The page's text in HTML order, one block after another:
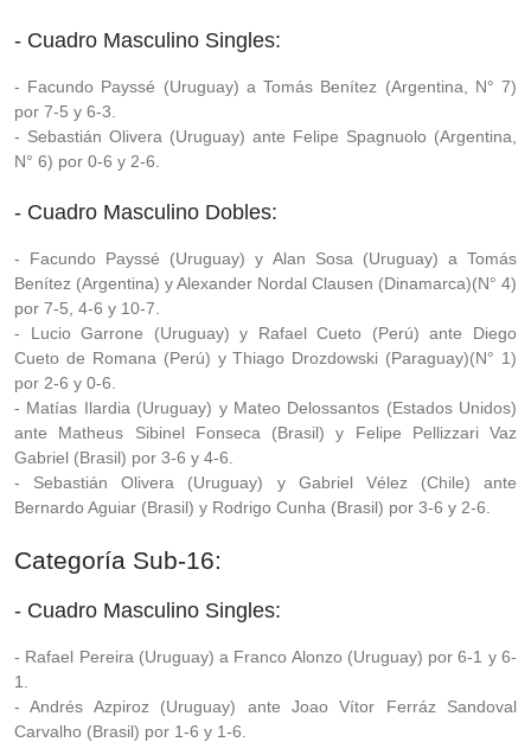
- Cuadro Masculino Singles:
- Facundo Payssé (Uruguay) a Tomás Benítez (Argentina, N° 7)
por 7-5 y 6-3.
- Sebastián Olivera (Uruguay) ante Felipe Spagnuolo (Argentina,
N° 6) por 0-6 y 2-6.
- Cuadro Masculino Dobles:
- Facundo Payssé (Uruguay) y Alan Sosa (Uruguay) a Tomás
Benítez (Argentina) y Alexander Nordal Clausen (Dinamarca)(N° 4)
por 7-5, 4-6 y 10-7.
- Lucio Garrone (Uruguay) y Rafael Cueto (Perú) ante Diego
Cueto de Romana (Perú) y Thiago Drozdowski (Paraguay)(N° 1)
por 2-6 y 0-6.
- Matías Ilardia (Uruguay) y Mateo Delossantos (Estados Unidos)
ante Matheus Sibinel Fonseca (Brasil) y Felipe Pellizzari Vaz
Gabriel (Brasil) por 3-6 y 4-6.
- Sebastián Olivera (Uruguay) y Gabriel Vélez (Chile) ante
Bernardo Aguiar (Brasil) y Rodrigo Cunha (Brasil) por 3-6 y 2-6.
Categoría Sub-16:
- Cuadro Masculino Singles:
- Rafael Pereira (Uruguay) a Franco Alonzo (Uruguay) por 6-1 y 6-
1.
- Andrés Azpiroz (Uruguay) ante Joao Vítor Ferráz Sandoval
Carvalho (Brasil) por 1-6 y 1-6.